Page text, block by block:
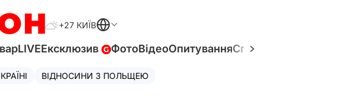
+27 КИЇВ
LIVEЕксклюзив ФотоВідеоОпитуванняСпецпроєкти
ВІДНОСИНИ З ПОЛЬЩЕЮ